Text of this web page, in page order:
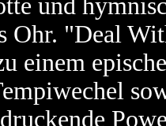
und
Ohr. "Deal
einem